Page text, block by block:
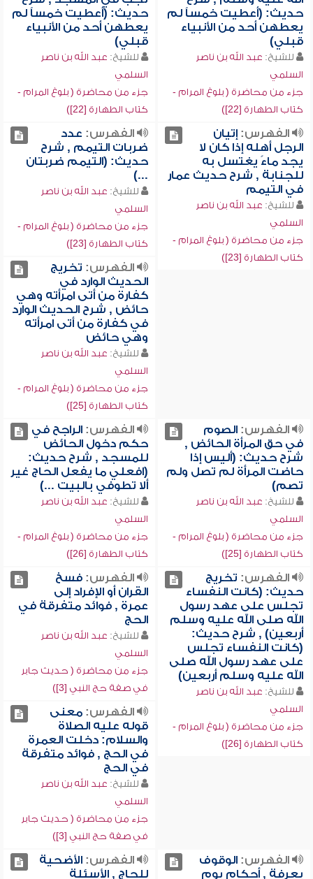
حديث: (أعطيت خمساً لم
يعطهن أحد من الأنبياء
قبلي)
للشيخ: عبد الله بن ناصر
السلمي
جزء من محاضرة ( بلوغ المرام -
كتاب الطهارة [22])
حديث: (أعطيت خمساً لم
يعطهن أحد من الأنبياء
قبلي)
للشيخ: عبد الله بن ناصر
السلمي
جزء من محاضرة ( بلوغ المرام -
كتاب الطهارة [22])
الفهرس:إتيان
الرجل أهله إذا كان لا
يجد ماءً يغتسل به
للجنابة , شرح حديث عمار
في التيمم
للشيخ: عبد الله بن ناصر
السلمي
جزء من محاضرة ( بلوغ المرام -
كتاب الطهارة [23])
الفهرس: عدد
ضربات التيمم , شرح
حديث: (التيمم ضربتان
...)
للشيخ: عبد الله بن ناصر
السلمي
جزء من محاضرة ( بلوغ المرام -
كتاب الطهارة [23])
الفهرس: تخريج
الحديث الوارد في
كفارة من أتى امرأته وهي
حائض , شرح الحديث الوارد
في كفارة من أتى امرأته
وهي حائض
للشيخ: عبد الله بن ناصر
السلمي
جزء من محاضرة ( بلوغ المرام -
كتاب الطهارة [25])
الفهرس:الصوم
في حق المرأة الحائض ,
شرح حديث: (أليس إذا
حاضت المرأة لم تصل ولم
تصم)
للشيخ: عبد الله بن ناصر
السلمي
جزء من محاضرة ( بلوغ المرام -
كتاب الطهارة [25])
الفهرس:الراجح في
حكم دخول الحائض
للمسجد , شرح حديث:
(افعلي ما يفعل الحاج غير
ألا تطوفي بالبيت ...)
للشيخ: عبد الله بن ناصر
السلمي
جزء من محاضرة ( بلوغ المرام -
كتاب الطهارة [26])
الفهرس: تخريج
حديث: (كانت النفساء
تجلس على عهد رسول
الله صلى الله عليه وسلم
أربعين) , شرح حديث:
(كانت النفساء تجلس
على عهد رسول الله صلى
الله عليه وسلم أربعين)
للشيخ: عبد الله بن ناصر
السلمي
جزء من محاضرة ( بلوغ المرام -
كتاب الطهارة [26])
الفهرس:فسخ
القران أو الإفراد إلى
عمرة , فوائد متفرقة في
الحج
للشيخ: عبد الله بن ناصر
السلمي
جزء من محاضرة ( حديث جابر
في صفة حج النبي [3])
الفهرس:معنى
قوله عليه الصلاة
والسلام: دخلت العمرة
في الحج , فوائد متفرقة
في الحج
للشيخ: عبد الله بن ناصر
السلمي
جزء من محاضرة ( حديث جابر
في صفة حج النبي [3])
الفهرس:الوقوف
بعرفة , أحكام يوم
الفهرس:الأضحية
للحاج , الأسئلة